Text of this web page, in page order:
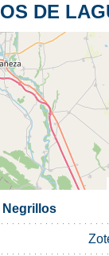
DE
Negrillos